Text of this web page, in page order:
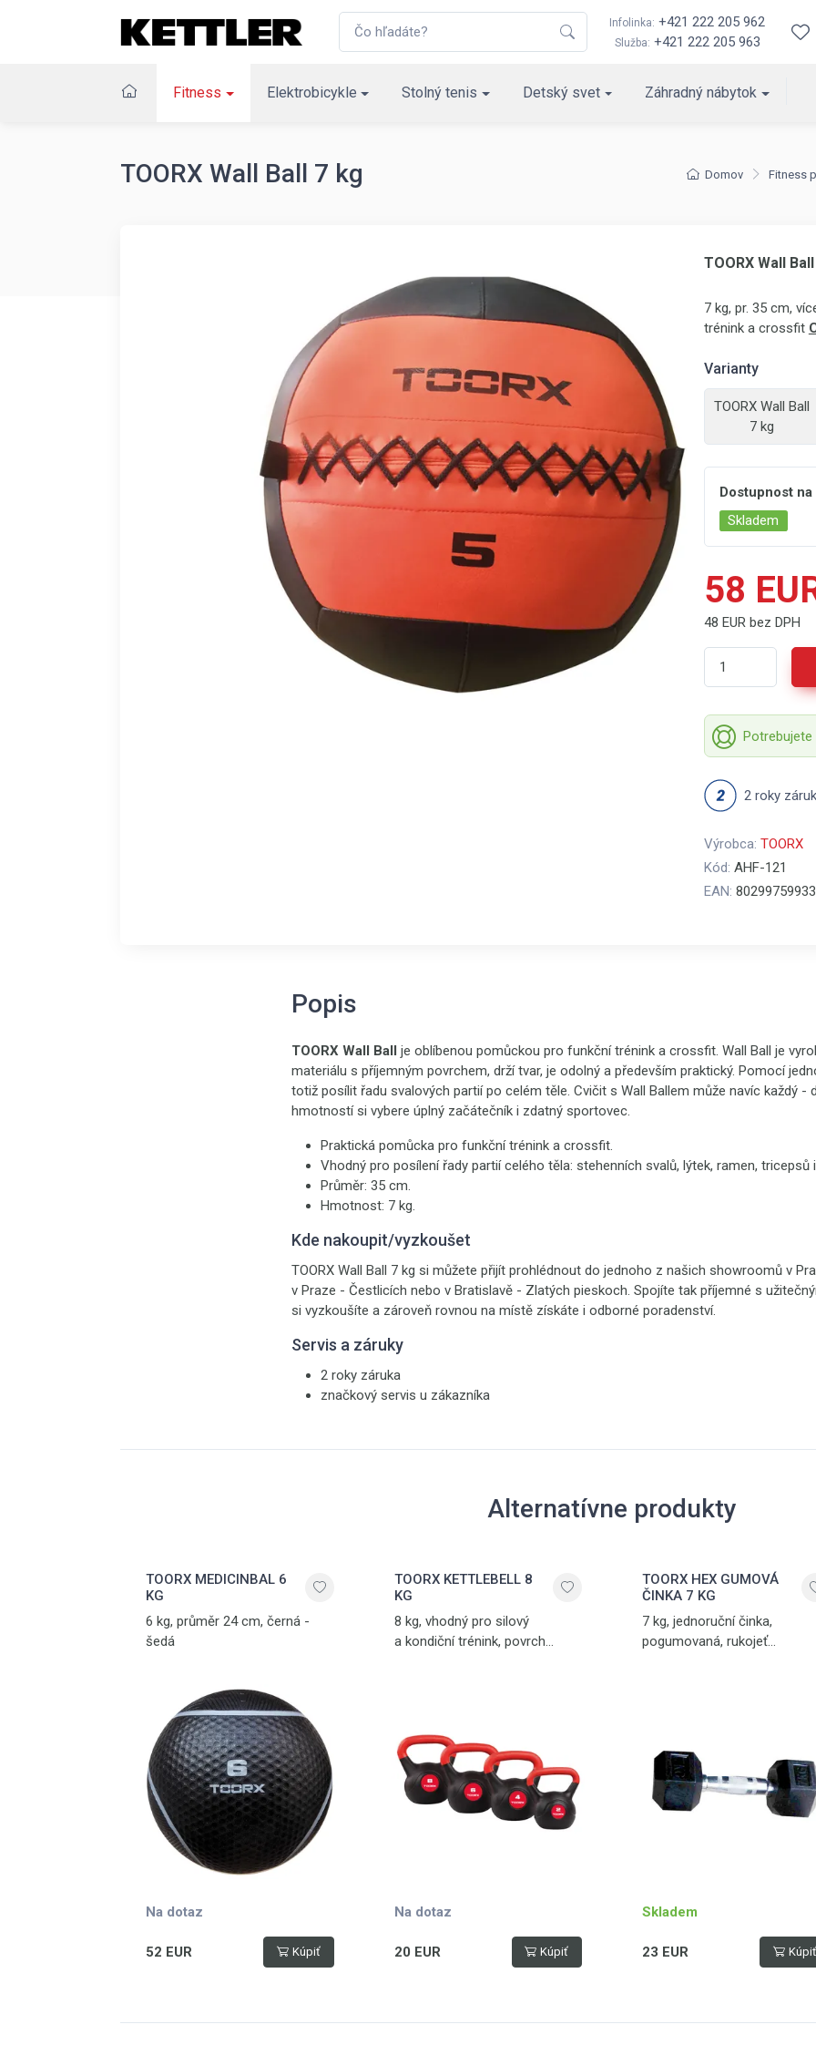
Infolinka: +421 222 205 962
Služba: +421 222 205 963
Fitness Elektrobicykle Stolný tenis Detský svet Záhradný nábytok
Domov Fitness
TOORX Wall Ball 7 kg
TOORX Wall
7 kg, pr. 35 cm,
trénink a crossfit
Varianty
TOORX Wall Ball
7 kg
Dostupnost
Skladem
58
48 EUR bez DPH
2 roky
Výrobca: TOORX
Kód: AHF-121
EAN:
Popis
TOORX Wall Ball je oblíbenou pomůckou pro funkční trénink a crossfit. Wall Ball je
materiálu s příjemným povrchem, drží tvar, je odolný a především praktický. Pomocí
totiž posílit řadu svalových partií po celém těle. Cvičit s Wall Ballem může navíc každý -
hmotností si vybere úplný začátečník i zdatný sportovec.
Praktická pomůcka pro funkční trénink a crossfit.
Vhodný pro posílení řady partií celého těla: stehenních svalů, lýtek, ramen, tricepsů
Průměr: 35 cm.
Hmotnost: 7 kg.
Kde nakoupit/vyzkoušet
TOORX Wall Ball 7 kg si můžete přijít prohlédnout do jednoho z našich showroomů v
v Praze - Čestlicích nebo v Bratislavě - Zlatých pieskoch. Spojíte tak příjemné s
si vyzkoušíte a zároveň rovnou na místě získáte i odborné poradenství.
Servis a záruky
2 roky záruka
značkový servis u zákazníka
Alternatívne produkty
TOORX MEDICINBAL 6
KG
6 kg, průměr 24 cm, černá -
šedá
Na dotaz
52 EUR Kúpiť
TOORX KETTLEBELL 8
KG
8 kg, vhodný pro silový
a kondiční trénink, povrch
Na dotaz
20 EUR Kúpiť
TOORX HEX GUMOVÁ
ČINKA 7 KG
7 kg, jednoruční činka,
pogumovaná, rukojeť
Skladem
23 EUR Kúpiť